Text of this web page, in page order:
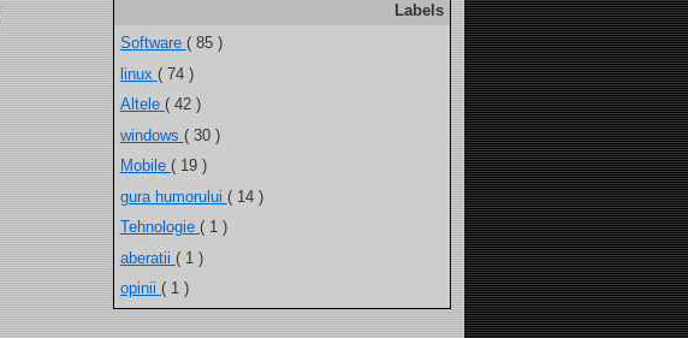
Labels
Software ( 85 )
linux ( 74 )
Altele ( 42 )
windows ( 30 )
Mobile ( 19 )
gura humorului ( 14 )
Tehnologie ( 1 )
aberatii ( 1 )
opinii ( 1 )